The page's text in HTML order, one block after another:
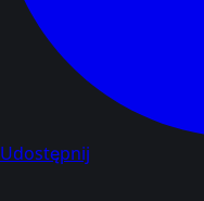
Udostępnij